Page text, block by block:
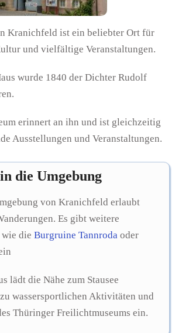
Kranichfeld ist ein beliebter Ort für
und vielfältige Veranstaltungen.
wurde 1840 der Dichter Rudolf
erinnert an ihn und ist gleichzeitig
Ausstellungen und Veranstaltungen.
die Umgebung
von Kranichfeld erlaubt
Es gibt weitere
die Burgruine Tannroda oder
lädt die Nähe zum Stausee
wassersportlichen Aktivitäten und
Thüringer Freilichtmuseums ein.